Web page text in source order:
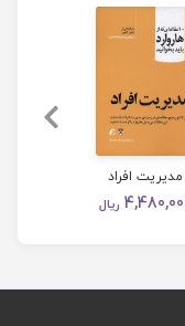
مدیریت افراد
ریال
قبلی